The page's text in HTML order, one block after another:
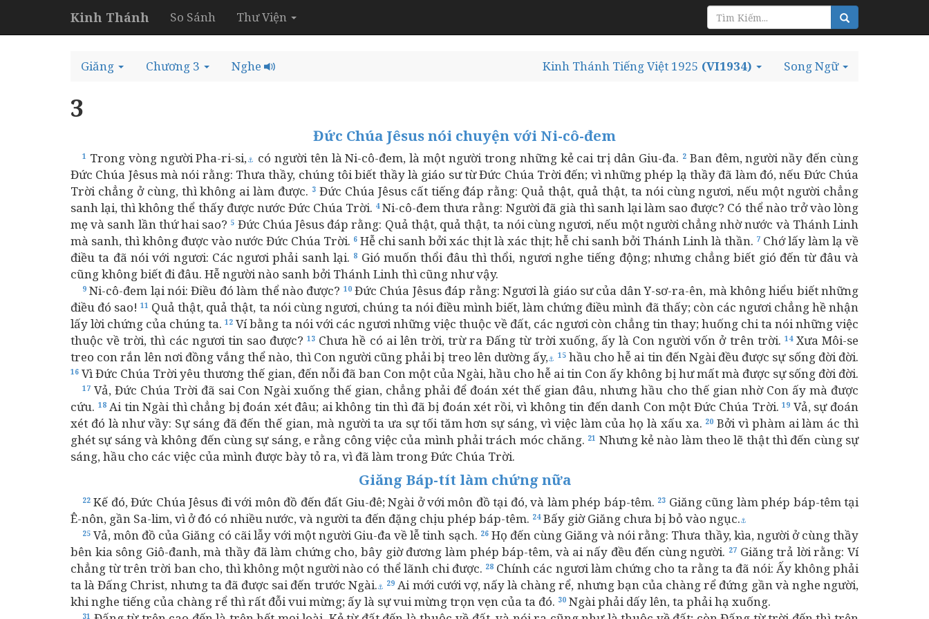
Kinh Thánh So Sánh Thư Viện
Giăng Chương 3 Nghe Song Ngữ
Kinh Thánh Tiếng Việt 1925 (VI1934)
3
Đức Chúa Jêsus nói chuyện với Ni-cô-đem
1 Trong vòng người Pha-ri-si,⚓ có người tên là Ni-cô-đem, là một người trong những kẻ cai trị dân Giu-đa. 2Ban đêm, người nầy đến cùng
Đức Chúa Jêsus mà nói rằng: Thưa thầy, chúng tôi biết thầy là giáo sư từ Đức Chúa Trời đến; vì những phép lạ thầy đã làm đó, nếu Đức Chúa
Trời chẳng ở cùng, thì không ai làm được. 3 Đức Chúa Jêsus cất tiếng đáp rằng: Quả thật, quả thật, ta nói cùng ngươi, nếu một người chẳng
sanh lại, thì không thể thấy được nước Đức Chúa Trời. 4Ni-cô-đem thưa rằng: Người đã già thì sanh lại làm sao được? Có thể nào trở vào lòng
mẹ và sanh lần thứ hai sao? 5 Đức Chúa Jêsus đáp rằng: Quả thật, quả thật, ta nói cùng ngươi, nếu một người chẳng nhờ nước và Thánh Linh
mà sanh, thì không được vào nước Đức Chúa Trời. 6 Hễ chi sanh bởi xác thịt là xác thịt; hễ chi sanh bởi Thánh Linh là thần. 7 Chớ lấy làm lạ về
điều ta đã nói với ngươi: Các ngươi phải sanh lại. 8 Gió muốn thổi đâu thì thổi, ngươi nghe tiếng động; nhưng chẳng biết gió đến từ đâu và
cũng không biết đi đâu. Hễ người nào sanh bởi Thánh Linh thì cũng như vậy.
9 Ni-cô-đem lại nói: Điều đó làm thể nào được? 10Đức Chúa Jêsus đáp rằng: Ngươi là giáo sư của dân Y-sơ-ra-ên, mà không hiểu biết những
điều đó sao!11 Quả thật, quả thật, ta nói cùng ngươi, chúng ta nói điều mình biết, làm chứng điều mình đã thấy; còn các ngươi chẳng hề nhận
lấy lời chứng của chúng ta. 12 Ví bằng ta nói với các ngươi những việc thuộc về đất, các ngươi còn chẳng tin thay; huống chi ta nói những việc
thuộc về trời, thì các ngươi tin sao được?13 Chưa hề có ai lên trời, trừ ra Đấng từ trời xuống, ấy là Con người vốn ở trên trời. 14Xưa Môi-se
treo con rắn lên nơi đồng vắng thể nào, thì Con người cũng phải bị treo lên dường ấy,⚓ 15hầu cho hễ ai tin đến Ngài đều được sự sống đời đời.
16 Vì Đức Chúa Trời yêu thương thế gian, đến nỗi đã ban Con một của Ngài, hầu cho hễ ai tin Con ấy không bị hư mất mà được sự sống đời đời.
17 Vả, Đức Chúa Trời đã sai Con Ngài xuống thế gian, chẳng phải để đoán xét thế gian đâu, nhưng hầu cho thế gian nhờ Con ấy mà được
cứu. 18Ai tin Ngài thì chẳng bị đoán xét đâu; ai không tin thì đã bị đoán xét rồi, vì không tin đến danh Con một Đức Chúa Trời.19 Vả, sự đoán
xét đó là như vầy: Sự sáng đã đến thế gian, mà người ta ưa sự tối tăm hơn sự sáng, vì việc làm của họ là xấu xa. 20 Bởi vì phàm ai làm ác thì
ghét sự sáng và không đến cùng sự sáng, e rằng công việc của mình phải trách móc chăng. 21 Nhưng kẻ nào làm theo lẽ thật thì đến cùng sự
sáng, hầu cho các việc của mình được bày tỏ ra, vì đã làm trong Đức Chúa Trời.
Giăng Báp-tít làm chứng nữa
22 Kế đó, Đức Chúa Jêsus đi với môn đồ đến đất Giu-đê; Ngài ở với môn đồ tại đó, và làm phép báp-têm. 23 Giăng cũng làm phép báp-têm tại
Ê-nôn, gần Sa-lim, vì ở đó có nhiều nước, và người ta đến đặng chịu phép báp-têm. 24Bấy giờ Giăng chưa bị bỏ vào ngục.⚓
25 Vả, môn đồ của Giăng có cãi lẫy với một người Giu-đa về lễ tinh sạch. 26Họ đến cùng Giăng và nói rằng: Thưa thầy, kìa, người ở cùng thầy
bên kia sông Giô-đanh, mà thầy đã làm chứng cho, bây giờ đương làm phép báp-têm, và ai nấy đều đến cùng người. 27Giăng trả lời rằng: Ví
chẳng từ trên trời ban cho, thì không một người nào có thể lãnh chi được. 28 Chính các ngươi làm chứng cho ta rằng ta đã nói: Ấy không phải
ta là Đấng Christ, nhưng ta đã được sai đến trước Ngài.⚓ 29 Ai mới cưới vợ, nấy là chàng rể, nhưng bạn của chàng rể đứng gần và nghe người,
khi nghe tiếng của chàng rể thì rất đỗi vui mừng; ấy là sự vui mừng trọn vẹn của ta đó. 30 Ngài phải dấy lên, ta phải hạ xuống.
31